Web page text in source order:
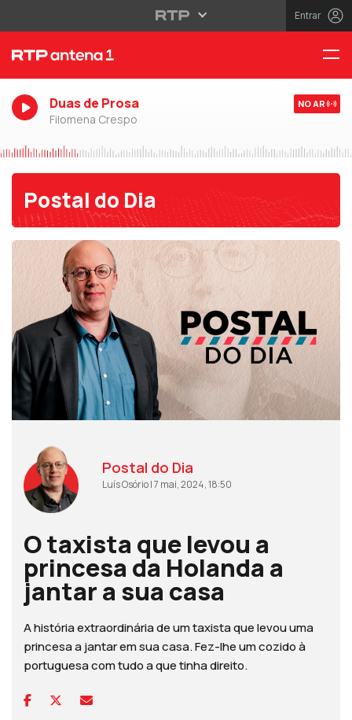
Entrar
Duas de Prosa
Filomena Crespo
NO AR
Postal do Dia
Postal do Dia
Luís Osório | 7 mai, 2024, 18:50
O taxista que levou a
princesa da Holanda a
jantar a sua casa
A história extraordinária de um taxista que levou uma
princesa a jantar em sua casa. Fez-lhe um cozido à
portuguesa com tudo a que tinha direito.